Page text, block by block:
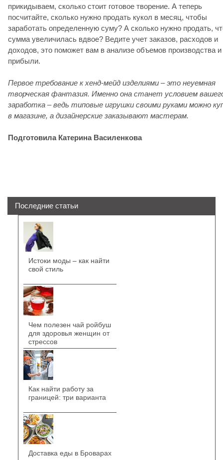
прикидываем, сколько стоит готовое творение. А теперь
посчитайте, сколько нужно продать кукол в месяц, чтобы
заработать определенную суму? А сколько нужно продать,
сумма увеличилась вдвое? Ведите учет заказов, расходов и
доходов, это поможет вам в анализе объемов производства и
прибыли.
Первое требование к хенд-мейд изделиями – это неуемная
творческая фантазия. Именно она станет условием
заработка – ведь типовые игрушки своими руками можно
в магазине, а дизайнерские заказывают мастерам.
Подготовила Катерина Василенкова
Последние статьи
Истоки моды – как найти
свой стиль
Чем полезен чай ройбуш
для здоровья женщин от
стрессов
Как найти работу за
границей: три варианта
Доставка еды в Броварах